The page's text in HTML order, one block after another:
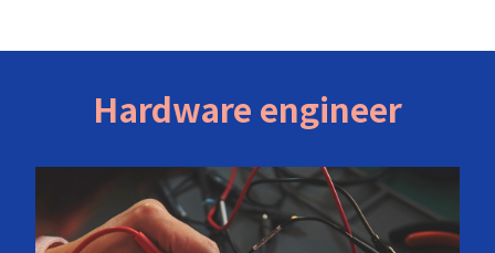
Hardware engineer